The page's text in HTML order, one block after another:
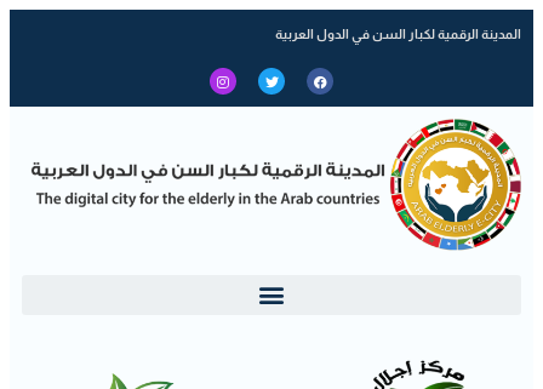
المدينة الرقمية لكبار السن في الدول العربية